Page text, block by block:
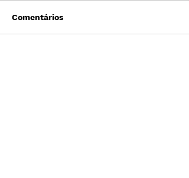
Comentários